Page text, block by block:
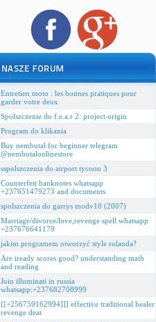
Entretien moto : les bonnes pratiques pour
garder votre deux
Spolszczenie do f.e.a.r 2: project origin
Program do klikania
Buy nembutal for beginner telegram
@nembutalonlinestore
sspolszczenia do airport tycoon 3
Counterfeit banknotes whatsapp
+237651479273 and documents
spolszczenia do garrys modv10 (2007)
Marriage/divorce/love,revenge spell whatsapp
+237676641179
jakim programem otworzyć style rolanda?
Are iready scores good? understanding math
and reading
Join illuminati in russia
whatsapp:+237682708999
[[+256759162994]]] effective traditional healer
revenge deat